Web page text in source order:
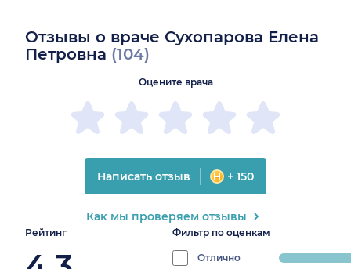
Отзывы о враче Сухопарова Елена
Петровна (104)
Рейтинг Фильтр по оценкам
Отлично
progress:
Оцените врача
Написать отзыв + 150
Как мы проверяем отзывы